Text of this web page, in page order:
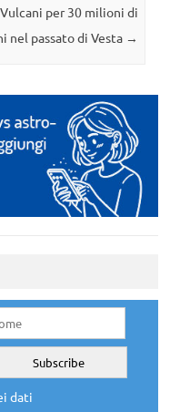
Vulcani per 30 milioni di
nel passato di Vesta →
dati